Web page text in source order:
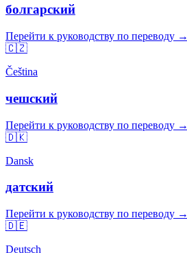
болгарский
Перейти к руководству по переводу →
🇨🇿
Čeština
чешский
Перейти к руководству по переводу →
🇩🇰
Dansk
датский
Перейти к руководству по переводу →
🇩🇪
Deutsch